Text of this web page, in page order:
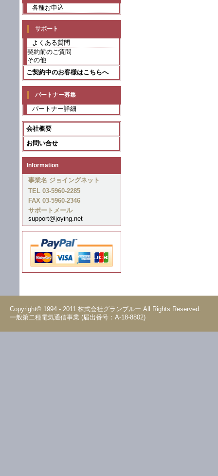
各種お申込
サポート
よくある質問
契約前のご質問
その他
ご契約中のお客様はこちらへ
パートナー募集
パートナー詳細
会社概要
お問い合せ
Information
事業名 ジョイングネット
TEL 03-5960-2285
FAX 03-5960-2346
サポートメール
support@joying.net
Copyright© 1994 - 2011 株式会社グランブルー All Rights Reserved.
一般第二種電気通信事業 (届出番号：A-18-8802)